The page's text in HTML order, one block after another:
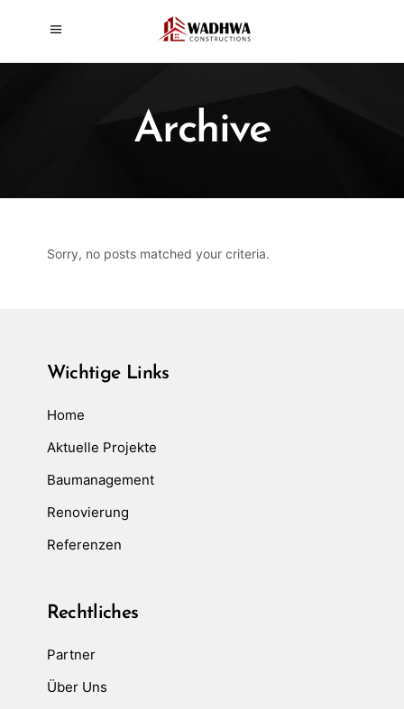
Archive
Sorry, no posts matched your criteria.
Wichtige Links
Home
Aktuelle Projekte
Baumanagement
Renovierung
Referenzen
Rechtliches
Partner
Über Uns